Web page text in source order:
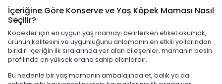
İçeriğine Göre Konserve ve Yaş Köpek Maması Nasıl
Seçilir?
Köpekler için en uygun yaş mamayı belirlerken etiket okumak,
ürünün kalitesini ve uygunluğunu anlamanın en etkili yollarından
biridir. İçeriğin ilk sıralarında yer alan bileşenler, mamanın besin
profilinde en yüksek orana sahip olanlardır.
Bu nedenle bir yaş mamanın ambalajında et, balık ya da